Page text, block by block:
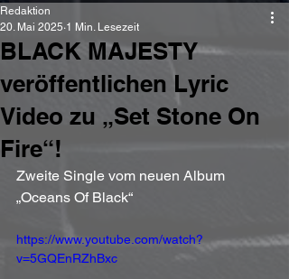
BLACK MAJESTY
veröffentlichen Lyric
Video zu „Set Stone On
Fire“!
Redaktion
20. Mai 2025 1 Min. Lesezeit
Zweite Single vom neuen Album
„Oceans Of Black“
https://www.youtube.com/watch?
v=5GQEnRZhBxc